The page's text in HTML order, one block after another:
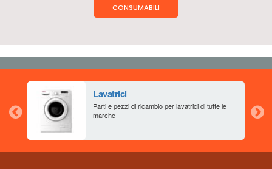
CONSUMABILI
Lavatrici
Parti e pezzi di ricambio per lavatrici di tutte le
marche